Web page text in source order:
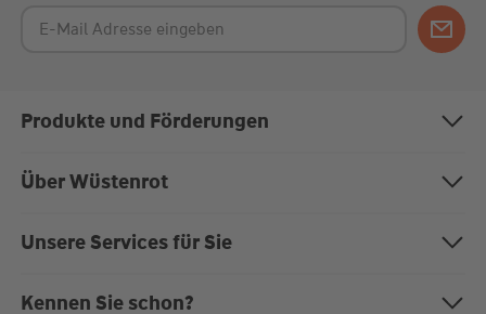
Produkte und Förderungen
Bausparen
Über Wüstenrot
Über uns
Unsere Services für Sie
Magazin "Mein EigenHeim"
Kennen Sie schon?